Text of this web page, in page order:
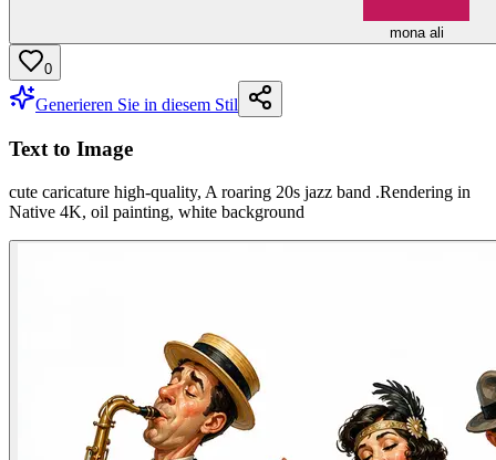
mona ali
0
Generieren Sie in diesem Stil
Text to Image
cute caricature high-quality, A roaring 20s jazz band .Rendering in
Native 4K, oil painting, white background